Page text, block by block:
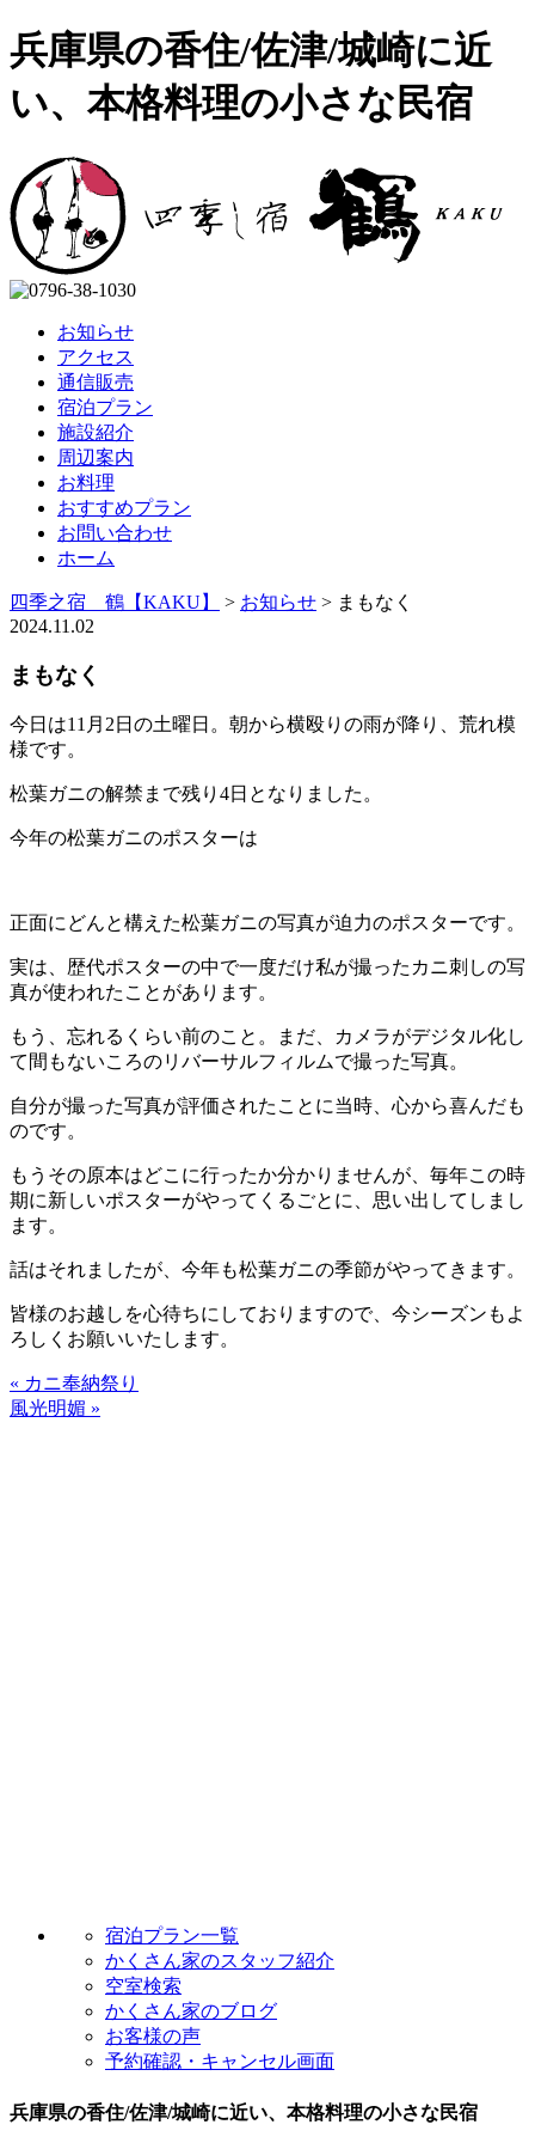
兵庫県の香住/佐津/城崎に近
い、本格料理の小さな民宿
お知らせ
アクセス
通信販売
宿泊プラン
施設紹介
周辺案内
お料理
おすすめプラン
お問い合わせ
ホーム
四季之宿 鶴【KAKU】 > お知らせ > まもなく
2024.11.02
まもなく
今日は11月2日の土曜日。朝から横殴りの雨が降り、荒れ模
様です。
松葉ガニの解禁まで残り4日となりました。
今年の松葉ガニのポスターは
正面にどんと構えた松葉ガニの写真が迫力のポスターです。
実は、歴代ポスターの中で一度だけ私が撮ったカニ刺しの写
真が使われたことがあります。
もう、忘れるくらい前のこと。まだ、カメラがデジタル化し
て間もないころのリバーサルフィルムで撮った写真。
自分が撮った写真が評価されたことに当時、心から喜んだも
のです。
もうその原本はどこに行ったか分かりませんが、毎年この時
期に新しいポスターがやってくるごとに、思い出してしまし
ます。
話はそれましたが、今年も松葉ガニの季節がやってきます。
皆様のお越しを心待ちにしておりますので、今シーズンもよ
ろしくお願いいたします。
« カニ奉納祭り
風光明媚 »
宿泊プラン一覧
かくさん家のスタッフ紹介
空室検索
かくさん家のブログ
お客様の声
予約確認・キャンセル画面
兵庫県の香住/佐津/城崎に近い、本格料理の小さな民宿